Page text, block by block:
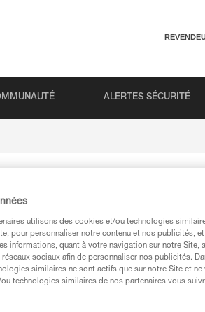
ALERTES SÉCURITÉ
utilisons des cookies et/ou technologies
pour personnaliser notre contenu et nos publicités,
informations, quant à votre navigation sur notre Site,
sociaux afin de personnaliser nos publicités.
similaires ne sont actifs que sur notre Site et ne
technologies similaires de nos partenaires vous